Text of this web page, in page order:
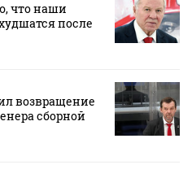
что наши
после
возвращение
сборной